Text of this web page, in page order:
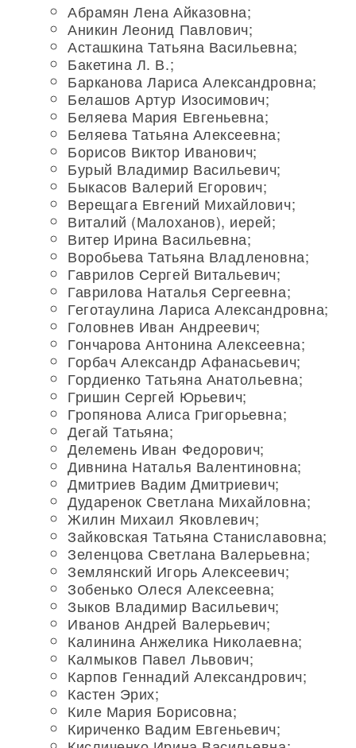
Абрамян Лена Айказовна;
Аникин Леонид Павлович;
Асташкина Татьяна Васильевна;
Бакетина Л. В.;
Барканова Лариса Александровна;
Белашов Артур Изосимович;
Беляева Мария Евгеньевна;
Беляева Татьяна Алексеевна;
Борисов Виктор Иванович;
Бурый Владимир Васильевич;
Быкасов Валерий Егорович;
Верещага Евгений Михайлович;
Виталий (Малоханов), иерей;
Витер Ирина Васильевна;
Воробьева Татьяна Владленовна;
Гаврилов Сергей Витальевич;
Гаврилова Наталья Сергеевна;
Геготаулина Лариса Александровна;
Головнев Иван Андреевич;
Гончарова Антонина Алексеевна;
Горбач Александр Афанасьевич;
Гордиенко Татьяна Анатольевна;
Гришин Сергей Юрьевич;
Гропянова Алиса Григорьевна;
Дегай Татьяна;
Делемень Иван Федорович;
Дивнина Наталья Валентиновна;
Дмитриев Вадим Дмитриевич;
Дударенок Светлана Михайловна;
Жилин Михаил Яковлевич;
Зайковская Татьяна Станиславовна;
Зеленцова Светлана Валерьевна;
Землянский Игорь Алексеевич;
Зобенько Олеся Алексеевна;
Зыков Владимир Васильевич;
Иванов Андрей Валерьевич;
Калинина Анжелика Николаевна;
Калмыков Павел Львович;
Карпов Геннадий Александрович;
Кастен Эрих;
Киле Мария Борисовна;
Кириченко Вадим Евгеньевич;